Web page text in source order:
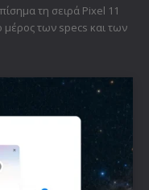
τη σειρά Pixel 11
μέρος των specs και των